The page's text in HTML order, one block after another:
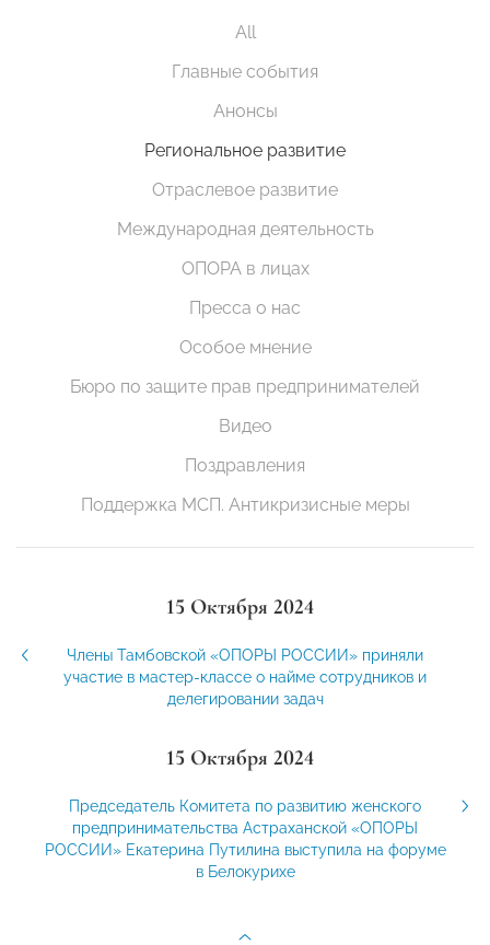
All
Главные события
Анонсы
Региональное развитие
Отраслевое развитие
Международная деятельность
ОПОРА в лицах
Пресса о нас
Особое мнение
Бюро по защите прав предпринимателей
Видео
Поздравления
Поддержка МСП. Антикризисные меры
15 Октября 2024
Члены Тамбовской «ОПОРЫ РОССИИ» приняли
участие в мастер-классе о найме сотрудников и
делегировании задач
15 Октября 2024
Председатель Комитета по развитию женского
предпринимательства Астраханской «ОПОРЫ
РОССИИ» Екатерина Путилина выступила на форуме
в Белокурихе